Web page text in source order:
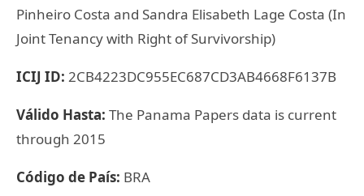
Pinheiro Costa and Sandra Elisabeth Lage Costa (In
Joint Tenancy with Right of Survivorship)
ICIJ ID: 2CB4223DC955EC687CD3AB4668F6137B
Válido Hasta: The Panama Papers data is current
through 2015
Código de País: BRA